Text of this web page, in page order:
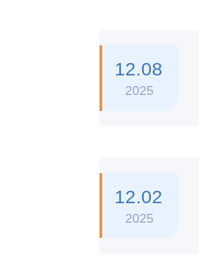
12.08
2025
12.02
2025